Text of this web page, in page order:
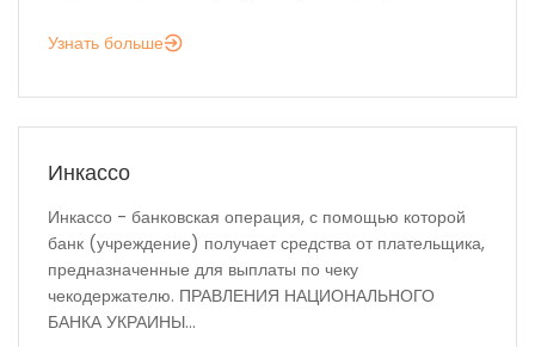
Узнать больше
Инкассо
Инкассо - банковская операция, с помощью которой
банк (учреждение) получает средства от плательщика,
предназначенные для выплаты по чеку
чекодержателю. ПРАВЛЕНИЯ НАЦИОНАЛЬНОГО
БАНКА УКРАИНЫ...